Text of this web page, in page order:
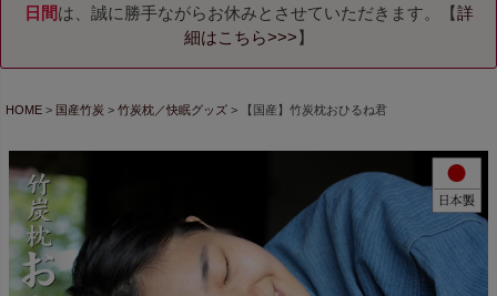
日間は、誠に勝手ながらお休みとさせていただきます。【詳
細はこちら>>> 】
HOME 国産竹炭 竹炭枕／快眠グッズ 【国産】竹炭枕おひるね君